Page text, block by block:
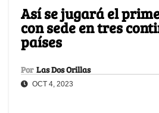
Así se jugará el
con sede en tres
países
Por Las Dos Orillas
OCT 4, 2023